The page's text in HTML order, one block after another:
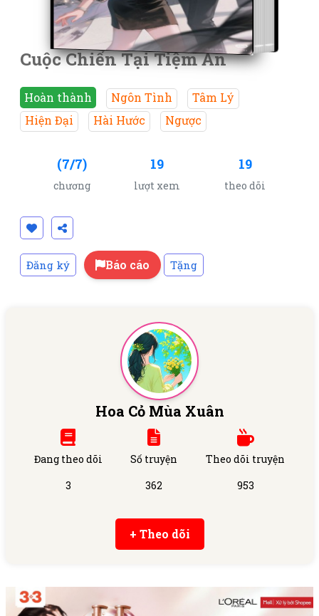
Cuộc Chiến Tại Tiệm Ăn
Hoàn thành Ngôn Tình
Tâm Lý
Hiện Đại
Hài Hước Ngược
(7/7)
chương
19
lượt xem
19
theo dõi
Đăng ký Báo cáo Tặng
Hoa Cỏ Mùa Xuân
Đang theo dõi
3
Số truyện
362
Theo dõi truyện
953
+ Theo dõi